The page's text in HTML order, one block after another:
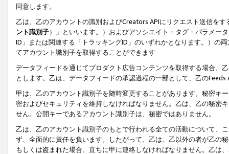
同意します。
乙は、乙のアカウントの識別およびCreators APIにリクエスト送信を
ント識別子）」といいます。）およびアソシエイト・タグ・パラメー
ID」または関連する「トラッキングID」のいずれかとなります。）の
てアカウント識別子を取得することができます
データフィードを通じてプロダクト広告コンテンツを取得する場合、
とします。乙は、データフィードの承認過程の一部として、乙の
甲は、乙のアカウント識別子を随時変更することがあります。秘密キ
密およびセキュリティを維持しなければなりません。乙は、乙の秘密
せん。公開キーであるアカウント識別子は、秘密ではありません。
乙は、乙のアカウント識別子のもとで行われる全ての活動について、
ず、全面的に責任を負います。したがって、乙は、乙以外の者が乙の
もしくは盗まれた場合、直ちに甲に連絡しなければなりません。乙は